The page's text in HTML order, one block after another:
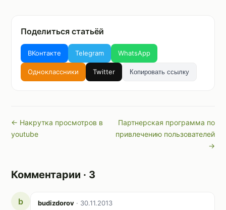
Поделиться статьёй
ВКонтакте Telegram WhatsApp
Одноклассники Twitter Копировать ссылку
← Накрутка просмотров в
youtube
Партнерская программа по
привлечению пользователей
→
Комментарии · 3
b budizdorov · 30.11.2013